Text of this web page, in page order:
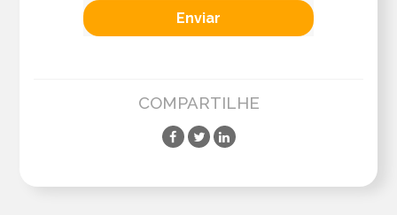
COMPARTILHE